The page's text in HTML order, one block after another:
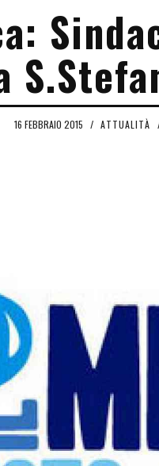
16 FEBBRAIO 2015 / ATTUALITÀ